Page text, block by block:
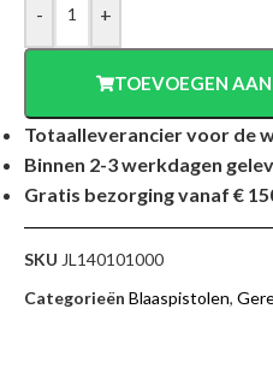
- +
TOEVOEGEN
Totaalleverancier voor de
Binnen 2-3 werkdagen
Gratis bezorging vanaf €
SKU JL140101000
Categorieën Blaaspistolen,